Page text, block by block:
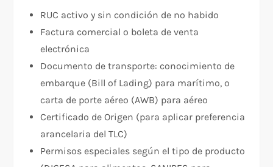
RUC activo y sin condición de no habido
Factura comercial o boleta de venta
electrónica
Documento de transporte: conocimiento de
embarque (Bill of Lading) para marítimo, o
carta de porte aéreo (AWB) para aéreo
Certificado de Origen (para aplicar preferencia
arancelaria del TLC)
Permisos especiales según el tipo de producto